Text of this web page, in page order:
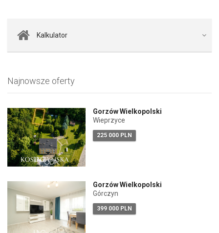
Kalkulator
Najnowsze oferty
Gorzów Wielkopolski
Wieprzyce
225 000 PLN
Gorzów Wielkopolski
Górczyn
399 000 PLN